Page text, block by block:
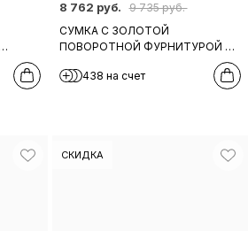
8 762 руб.
9 735 руб.
СУМКА С ЗОЛОТОЙ
ПОВОРОТНОЙ ФУРНИТУРОЙ И
МЕТАЛЛИЧЕСКИМИ БУКВАМИ DI
GREGORIO В ЧЕРНОМ ЦВЕТЕ
438 на счет
СКИДКА